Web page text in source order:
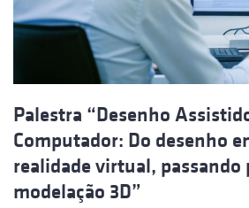
Palestra “Desenho
Computador: Do desenho
realidade virtual, passando
modelação 3D”